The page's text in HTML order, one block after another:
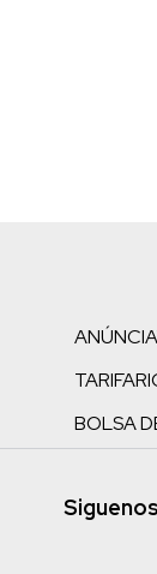
BOLSA
Siguenos